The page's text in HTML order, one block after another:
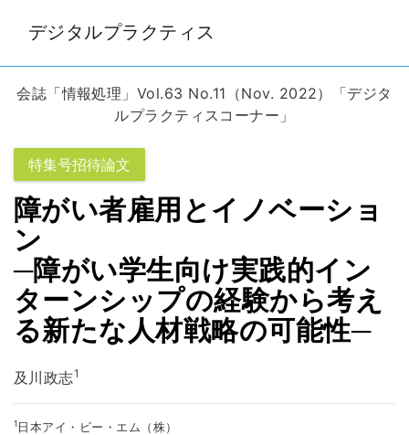
デジタルプラクティス
会誌「情報処理」Vol.63 No.11（Nov. 2022）「デジタ
ルプラクティスコーナー」
特集号招待論文
障がい者雇用とイノベーショ
ン
─障がい学生向け実践的イン
ターンシップの経験から考え
る新たな人材戦略の可能性─
及川政志1
1 日本アイ・ビー・エム（株）